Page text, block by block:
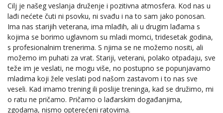
Cilj je našeg veslanja druženje i pozitivna atmosfera. Kod nas u
lađi nećete čuti ni psovku, ni svađu i na to sam jako ponosan.
Ima nas starijih veterana, ima mlađih, ali u drugim lađama s
kojima se borimo uglavnom su mladi momci, tridesetak godina,
s profesionalnim trenerima. S njima se ne možemo nositi, ali
možemo im puhati za vrat. Stariji, veterani, polako otpadaju, sve
teže im je veslati, ne mogu više, no postupno se popunjavamo
mladima koji žele veslati pod našom zastavom i to nas sve
veseli. Kad imamo trening ili poslije treninga, kad se družimo, mi
o ratu ne pričamo. Pričamo o lađarskim događanjima,
zgodama, nismo opterećeni ratovima.